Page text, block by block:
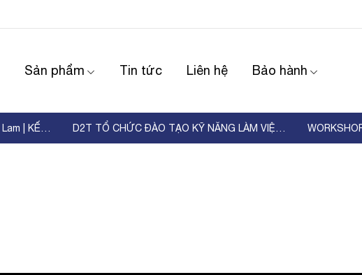
Sản phẩm Tin tức Liên hệ Bảo hành
WORKSHOP D2T – TP-Link – Thiên Lam | KẾT NỐI ... D2T TỔ CHỨC ĐÀO TẠO KỸ NĂNG LÀM VIỆC NHÓM – XÂ ...